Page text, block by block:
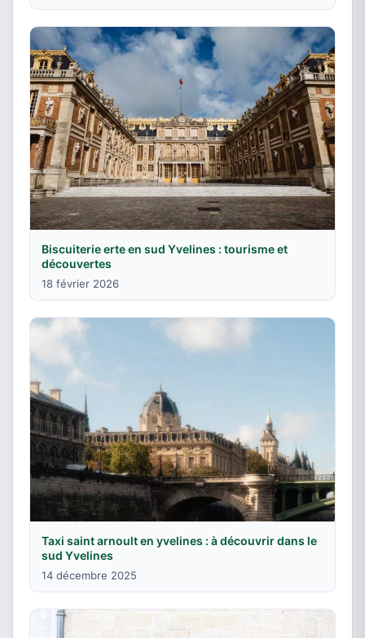
Biscuiterie erte en sud Yvelines : tourisme et
découvertes
18 février 2026
Taxi saint arnoult en yvelines : à découvrir dans le
sud Yvelines
14 décembre 2025